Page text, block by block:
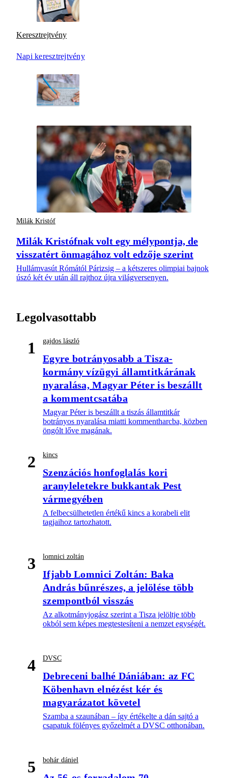
Keresztrejtvény
Napi keresztrejtvény
Milák Kristóf
Milák Kristófnak volt egy mélypontja, de
visszatért önmagához volt edzője szerint
Hullámvasút Rómától Párizsig – a kétszeres olimpiai bajnok
úszó két év után áll rajthoz újra világversenyen.
Legolvasottabb
1 gajdos lászló
Egyre botrányosabb a Tisza-
kormány vízügyi államtitkárának
nyaralása, Magyar Péter is beszállt
a kommentcsatába
Magyar Péter is beszállt a tiszás államtitkár
botrányos nyaralása miatti kommentharcba, közben
öngólt lőve magának.
2 kincs
Szenzációs honfoglalás kori
aranyleletekre bukkantak Pest
vármegyében
A felbecsülhetetlen értékű kincs a korabeli elit
tagjaihoz tartozhatott.
3 lomnici zoltán
Ifjabb Lomnici Zoltán: Baka
András bűnrészes, a jelölése több
szempontból visszás
Az alkotmányjogász szerint a Tisza jelöltje több
okból sem képes megtestesíteni a nemzet egységét.
4 DVSC
Debreceni balhé Dániában: az FC
Köbenhavn elnézést kér és
magyarázatot követel
Szamba a szaunában – így értékelte a dán sajtó a
csapatuk fölényes győzelmét a DVSC otthonában.
5 bohár dániel